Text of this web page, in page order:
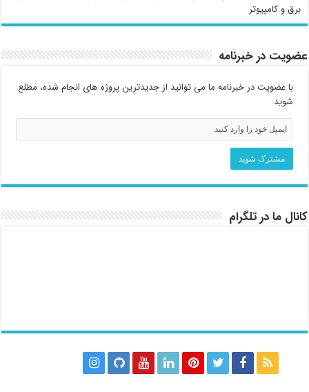
برق و کامپیوتر
عضویت در خبرنامه
با عضویت در خبرنامه ما می توانید از جدیدترین پروژه های انجام شده، مطلع
شوید
کانال ما در تلگرام